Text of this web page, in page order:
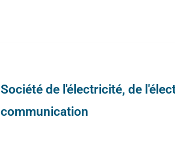
Société de l'électricité, de
communication